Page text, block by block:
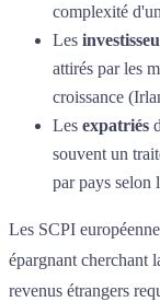
complexité
Les
attirés par les
croissance
Les expatriés
souvent un
par pays selon
Les SCPI
épargnant cherchant
revenus étrangers